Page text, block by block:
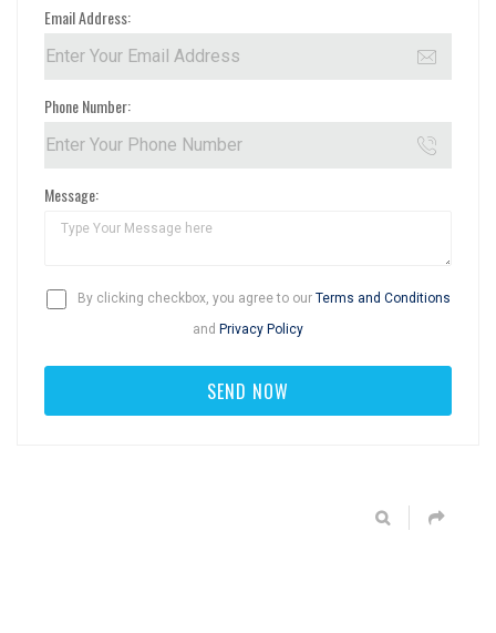
Email Address:
Phone Number:
Message:
By clicking checkbox, you agree to our Terms and Conditions
and Privacy Policy